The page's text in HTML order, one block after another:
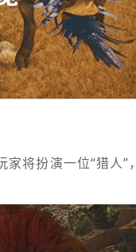
家将扮演一位“猎人”